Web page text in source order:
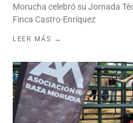
Morucha celebró su Jornada
Finca Castro-Enríquez
LEER MÁS →